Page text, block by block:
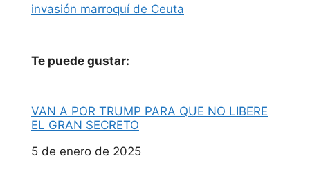
invasión marroquí de Ceuta
Te puede gustar:
VAN A POR TRUMP PARA QUE NO LIBERE
EL GRAN SECRETO
Fecha
5 de enero de 2025